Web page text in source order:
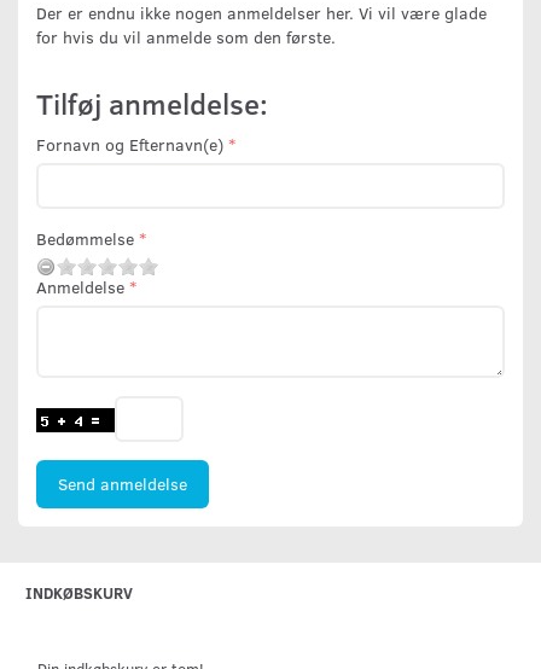
Der er endnu ikke nogen anmeldelser her. Vi vil være glade
for hvis du vil anmelde som den første.
Tilføj anmeldelse:
Fornavn og Efternavn(e)
Bedømmelse
Anmeldelse
Send anmeldelse
INDKØBSKURV